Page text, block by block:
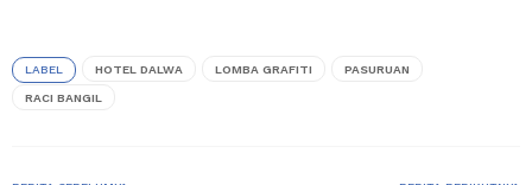
LABEL HOTEL DALWA LOMBA GRAFITI PASURUAN
RACI BANGIL